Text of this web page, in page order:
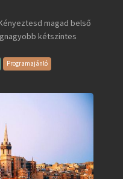
magad belső
kétszintes
Programajánló